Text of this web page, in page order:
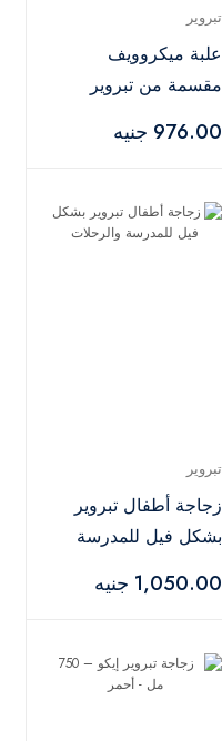
تبروير
علبة ميكروويف
مقسمة من تبروير
976.00 جنيه
تبروير
زجاجة أطفال تبروير
بشكل فيل للمدرسة
1,050.00 جنيه